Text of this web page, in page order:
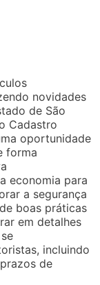
novidades
de São
Cadastro
oportunidade
forma
economia para
a segurança
boas práticas
em detalhes
incluindo
de